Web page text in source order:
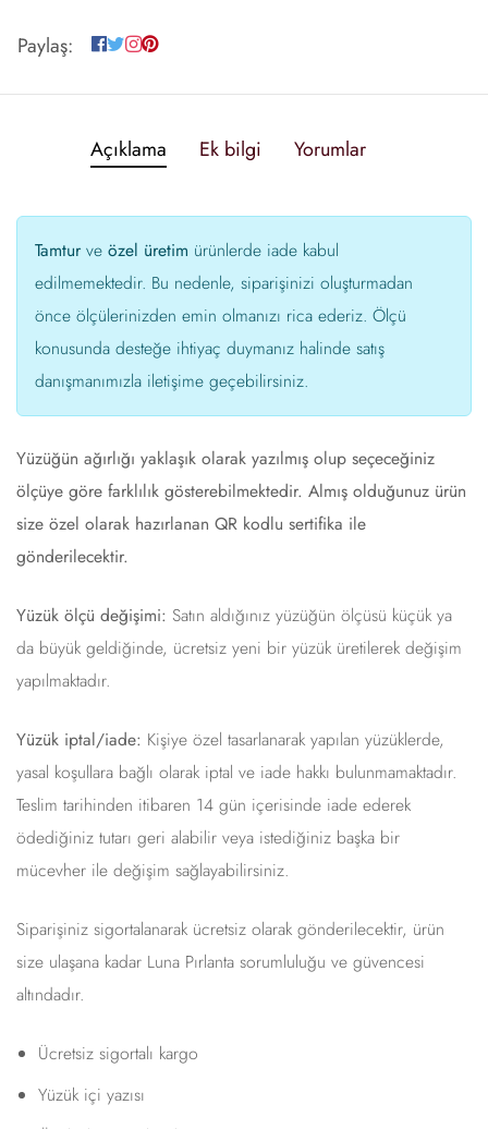
Paylaş:
Açıklama Ek bilgi Yorumlar
Tamtur ve özel üretim ürünlerde iade kabul
edilmemektedir. Bu nedenle, siparişinizi oluşturmadan
önce ölçülerinizden emin olmanızı rica ederiz. Ölçü
konusunda desteğe ihtiyaç duymanız halinde satış
danışmanımızla iletişime geçebilirsiniz.
Yüzüğün ağırlığı yaklaşık olarak yazılmış olup seçeceğiniz
ölçüye göre farklılık gösterebilmektedir. Almış olduğunuz ürün
size özel olarak hazırlanan QR kodlu sertifika ile
gönderilecektir.
Yüzük ölçü değişimi: Satın aldığınız yüzüğün ölçüsü küçük ya
da büyük geldiğinde, ücretsiz yeni bir yüzük üretilerek değişim
yapılmaktadır.
Yüzük iptal/iade: Kişiye özel tasarlanarak yapılan yüzüklerde,
yasal koşullara bağlı olarak iptal ve iade hakkı bulunmamaktadır.
Teslim tarihinden itibaren 14 gün içerisinde iade ederek
ödediğiniz tutarı geri alabilir veya istediğiniz başka bir
mücevher ile değişim sağlayabilirsiniz.
Siparişiniz sigortalanarak ücretsiz olarak gönderilecektir, ürün
size ulaşana kadar Luna Pırlanta sorumluluğu ve güvencesi
altındadır.
Ücretsiz sigortalı kargo
Yüzük içi yazısı